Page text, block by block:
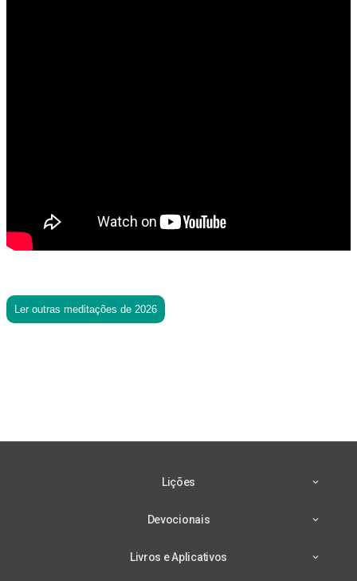
Ler outras meditações de 2026
Lições
Devocionais
Livros e Aplicativos